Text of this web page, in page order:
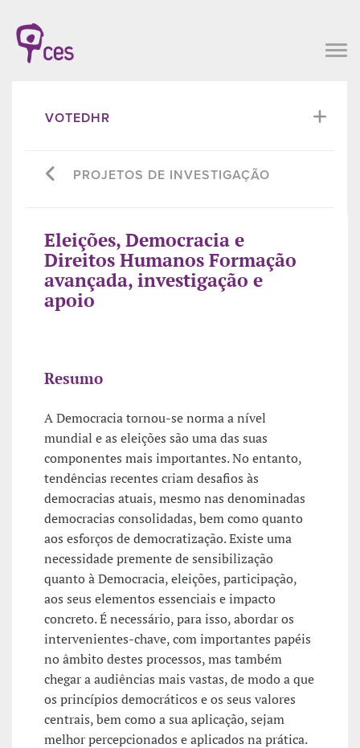
VOTEDHR
PROJETOS DE INVESTIGAÇÃO
Eleições, Democracia e
Direitos Humanos Formação
avançada, investigação e
apoio
Resumo
A Democracia tornou-se norma a nível
mundial e as eleições são uma das suas
componentes mais importantes. No entanto,
tendências recentes criam desafios às
democracias atuais, mesmo nas denominadas
democracias consolidadas, bem como quanto
aos esforços de democratização. Existe uma
necessidade premente de sensibilização
quanto à Democracia, eleições, participação,
aos seus elementos essenciais e impacto
concreto. É necessário, para isso, abordar os
intervenientes-chave, com importantes papéis
no âmbito destes processos, mas também
chegar a audiências mais vastas, de modo a que
os princípios democráticos e os seus valores
centrais, bem como a sua aplicação, sejam
melhor percepcionados e aplicados na prática.